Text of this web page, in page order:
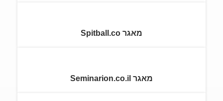
מאגר Spitball.co
מאגר Seminarion.co.il